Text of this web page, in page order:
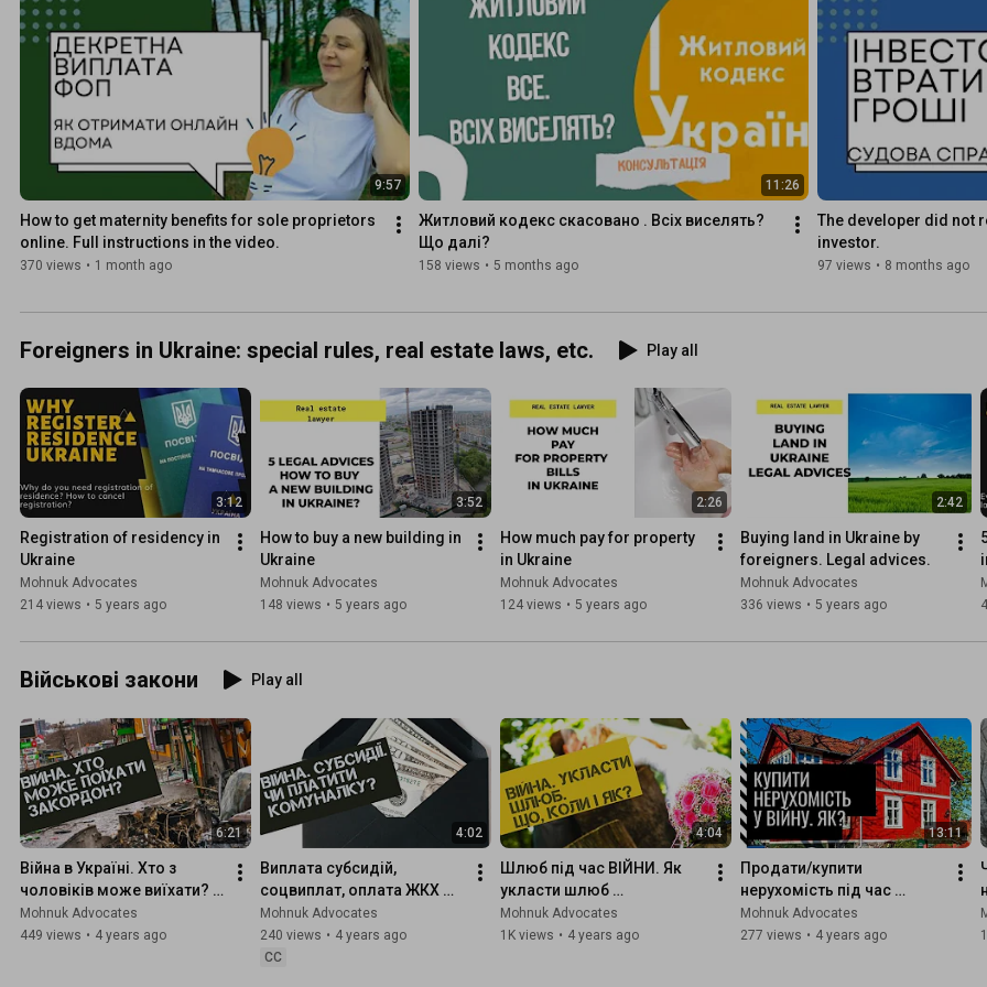
9:57
How to get maternity benefits for sole proprietors
online. Full instructions in the video.
370 views • 1 month ago
11:26
Житловий кодекс скасовано . Всіх виселять?
Що далі?
158 views • 5 months ago
The developer did not
investor.
97 views • 8 months ago
Foreigners in Ukraine: special rules, real estate laws, etc. Play all
3:12
Registration of residency in
Ukraine
Mohnuk Advocates
214 views • 5 years ago
3:52
How to buy a new building in
Ukraine
Mohnuk Advocates
148 views • 5 years ago
2:26
How much pay for property
in Ukraine
Mohnuk Advocates
124 views • 5 years ago
2:42
Buying land in Ukraine by
foreigners. Legal advices.
Mohnuk Advocates
336 views • 5 years ago
Військові закони Play all
6:21
Війна в Україні. Хто з
чоловіків може виїхати?
Що буде за відмову від
проходження військової
Mohnuk Advocates
449 views • 4 years ago
4:02
Виплата субсидій,
соцвиплат, оплата ЖКХ
під час військового стану
Mohnuk Advocates
240 views • 4 years ago
CC
4:04
Шлюб під час ВІЙНИ. Як
укласти шлюб
військовим? Детальна
інструкція.
Mohnuk Advocates
1K views • 4 years ago
13:11
Продати/купити
нерухомість під час
ВІЙНИ. Як це зробити
практично. Поради від
Mohnuk Advocates
277 views • 4 years ago